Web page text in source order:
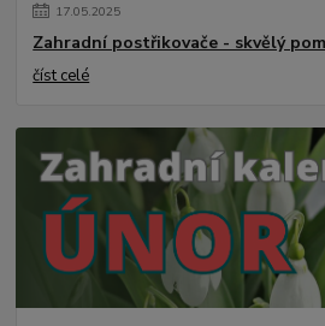
17.05.2025
Zahradní postřikovače - skvělý
číst celé